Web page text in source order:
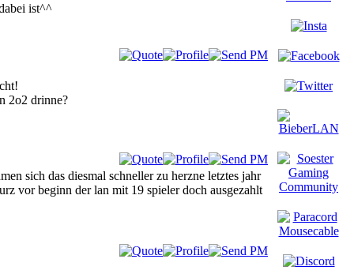
ist^^
2o2 drinne?
sich das diesmal schneller zu herzne letztes jahr
vor beginn der lan mit 19 spieler doch ausgezahlt